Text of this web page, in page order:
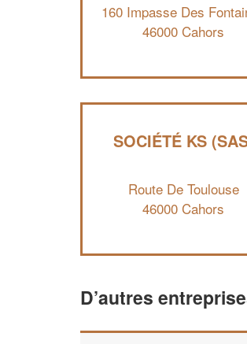
160 Impasse Des
46000 Cahors
SOCIÉTÉ KS
Route De Toulouse
46000 Cahors
D’autres